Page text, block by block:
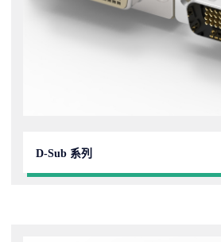
D-Sub 系列